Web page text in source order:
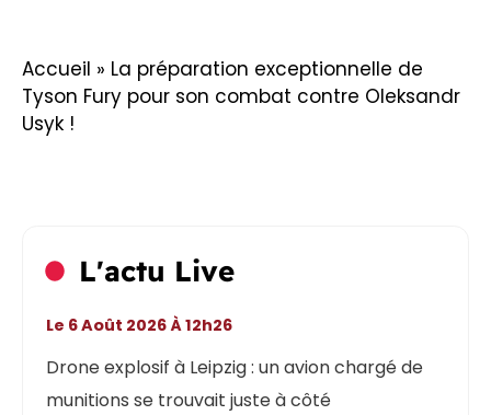
Accueil » La préparation exceptionnelle de
Tyson Fury pour son combat contre Oleksandr
Usyk !
L'actu Live
Drone explosif à Leipzig : un avion chargé de
munitions se trouvait juste à côté
Le 6 Août 2026 À 12h26